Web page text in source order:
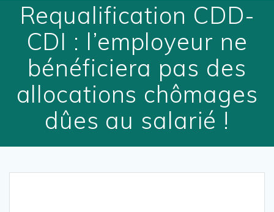
Requalification CDD-
CDI : l’employeur ne
bénéficiera pas des
allocations chômages
dûes au salarié !